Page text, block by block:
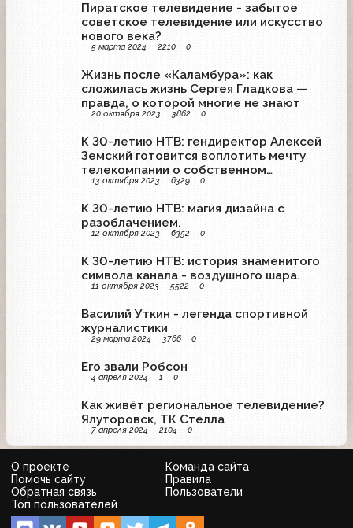
Пиратское телевидение - забытое
советское телевидение или искусство
нового века?
5 марта 2024 2210 0
Жизнь после «Каламбура»: как
сложилась жизнь Сергея Гладкова —
правда, о которой многие не знают
20 октября 2023 3862 0
К 30-летию НТВ: гендиректор Алексей
Земский готовится воплотить мечту
телекомпании о собственном
телецентре.
13 октября 2023 6329 0
К 30-летию НТВ: магия дизайна с
разоблачением.
12 октября 2023 6352 0
К 30-летию НТВ: история знаменитого
символа канала - воздушного шара.
11 октября 2023 5522 0
Василий Уткин - легенда спортивной
журналистики
29 марта 2024 3766 0
Его звали Робсон
4 апреля 2024 1 0
Как живёт региональное телевидение?
Ялуторовск, ТК Стелла
7 апреля 2024 2104 0
О проекте
Команда сайта
Помочь сайту
Правила
Обратная связь
Пользователи
Топ пользователей